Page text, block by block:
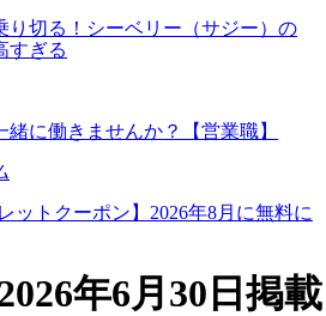
り切る！シーベリー（サジー）の
すぎる
に働きませんか？【営業職】
ットクーポン】2026年8月に無料に
年6月30日掲載